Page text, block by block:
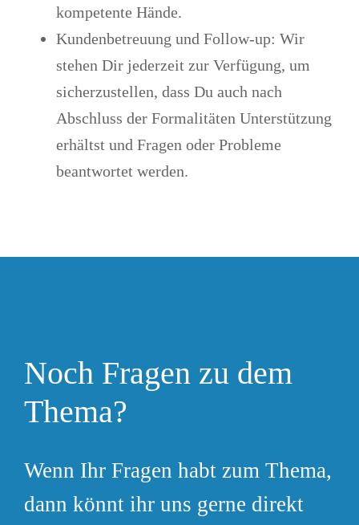
kompetente Hände.
Kundenbetreuung und Follow-up: Wir
stehen Dir jederzeit zur Verfügung, um
sicherzustellen, dass Du auch nach
Abschluss der Formalitäten Unterstützung
erhältst und Fragen oder Probleme
beantwortet werden.
Noch Fragen zu dem
Thema?
Wenn Ihr Fragen habt zum Thema,
dann könnt ihr uns gerne direkt